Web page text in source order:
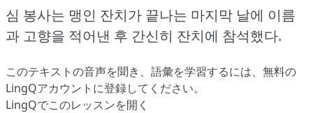
심 봉사는 맹인 잔치가 끝나는 마지막 날에 이름
과 고향을 적어낸 후 간신히 잔치에 참석했다.
このテキストの音声を聞き、語彙を学習するには、 無料の
LingQアカウントに登録してください。
LingQでこのレッスンを開く